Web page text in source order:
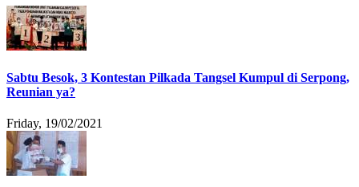
Sabtu Besok, 3 Kontestan Pilkada Tangsel Kumpul di Serpong,
Reunian ya?
Friday, 19/02/2021